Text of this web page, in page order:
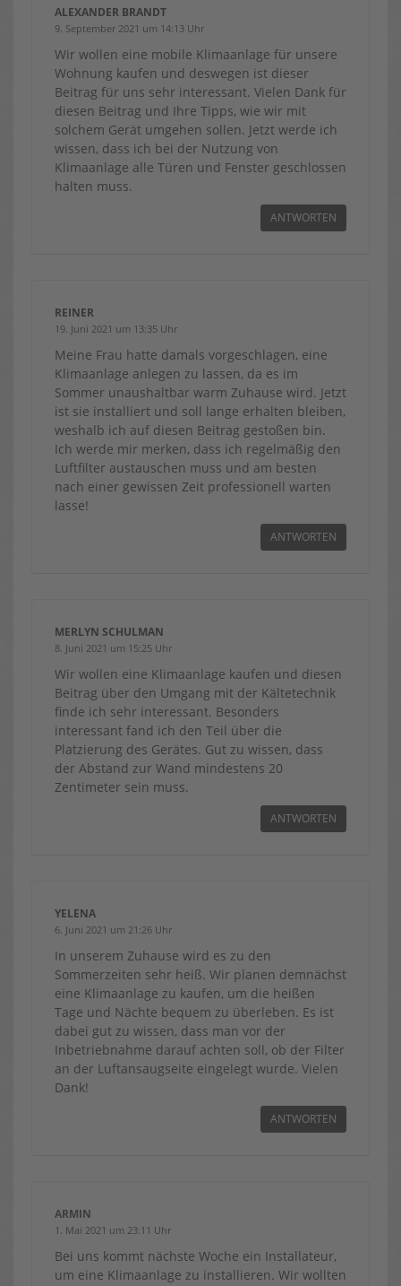
ALEXANDER BRANDT
9. September 2021 um 14:13 Uhr
Wir wollen eine mobile Klimaanlage für unsere
Wohnung kaufen und deswegen ist dieser
Beitrag für uns sehr interessant. Vielen Dank für
diesen Beitrag und Ihre Tipps, wie wir mit
solchem Gerät umgehen sollen. Jetzt werde ich
wissen, dass ich bei der Nutzung von
Klimaanlage alle Türen und Fenster geschlossen
halten muss.
ANTWORTEN
REINER
19. Juni 2021 um 13:35 Uhr
Meine Frau hatte damals vorgeschlagen, eine
Klimaanlage anlegen zu lassen, da es im
Sommer unaushaltbar warm Zuhause wird. Jetzt
ist sie installiert und soll lange erhalten bleiben,
weshalb ich auf diesen Beitrag gestoßen bin.
Ich werde mir merken, dass ich regelmäßig den
Luftfilter austauschen muss und am besten
nach einer gewissen Zeit professionell warten
lasse!
ANTWORTEN
MERLYN SCHULMAN
8. Juni 2021 um 15:25 Uhr
Wir wollen eine Klimaanlage kaufen und diesen
Beitrag über den Umgang mit der Kältetechnik
finde ich sehr interessant. Besonders
interessant fand ich den Teil über die
Platzierung des Gerätes. Gut zu wissen, dass
der Abstand zur Wand mindestens 20
Zentimeter sein muss.
ANTWORTEN
YELENA
6. Juni 2021 um 21:26 Uhr
In unserem Zuhause wird es zu den
Sommerzeiten sehr heiß. Wir planen demnächst
eine Klimaanlage zu kaufen, um die heißen
Tage und Nächte bequem zu überleben. Es ist
dabei gut zu wissen, dass man vor der
Inbetriebnahme darauf achten soll, ob der Filter
an der Luftansaugseite eingelegt wurde. Vielen
Dank!
ANTWORTEN
ARMIN
1. Mai 2021 um 23:11 Uhr
Bei uns kommt nächste Woche ein Installateur,
um eine Klimaanlage zu installieren. Wir wollten